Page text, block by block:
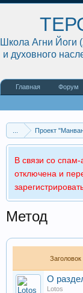
Проект
В связи со
отключена и
Метод
Заголовок
О
Lotos
Школа Агни Йоги
и духовного
Главная Форум